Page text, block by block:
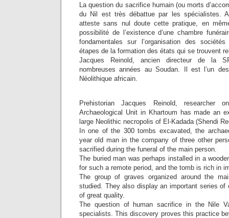
La question du sacrifice humain (ou morts
du Nil est très débattue par les spécialistes.
atteste sans nul doute cette pratique, en
possibilité de l’existence d’une chambre
fondamentales sur l’organisation des
étapes de la formation des états qui se trouvent
Jacques Reinold, ancien directeur de la
nombreuses années au Soudan. Il est l’un
Néolithique africain.
Prehistorian Jacques Reinold, researcher
Archaeological Unit in Khartoum has made an
large Neolithic necropolis of El-Kadada (Shendi
In one of the 300 tombs excavated, the
year old man in the company of three other
sacrified during the funeral of the main person.
The buried man was perhaps installed in a
for such a remote period, and the tomb is rich in
The group of graves organized around the
studied. They also display an important series of
of great quality.
The question of human sacrifice in the Nile
specialists. This discovery proves this practice